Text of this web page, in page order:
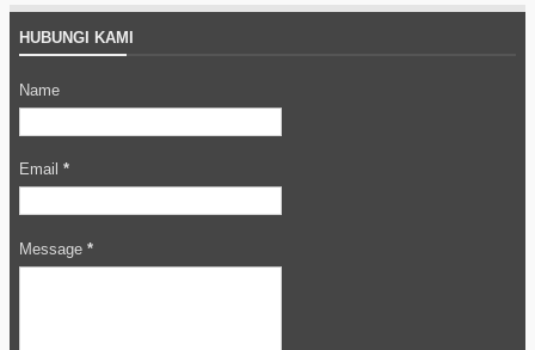
HUBUNGI KAMI
Name
Email *
Message *